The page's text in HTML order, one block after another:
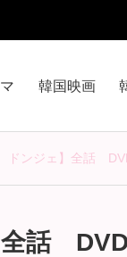
韓国映画
ドンジェ】全話
全話